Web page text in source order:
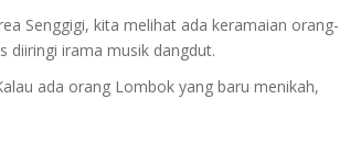
Senggigi, kita melihat ada keramaian orang-
diiringi irama musik dangdut.
ada orang Lombok yang baru menikah,